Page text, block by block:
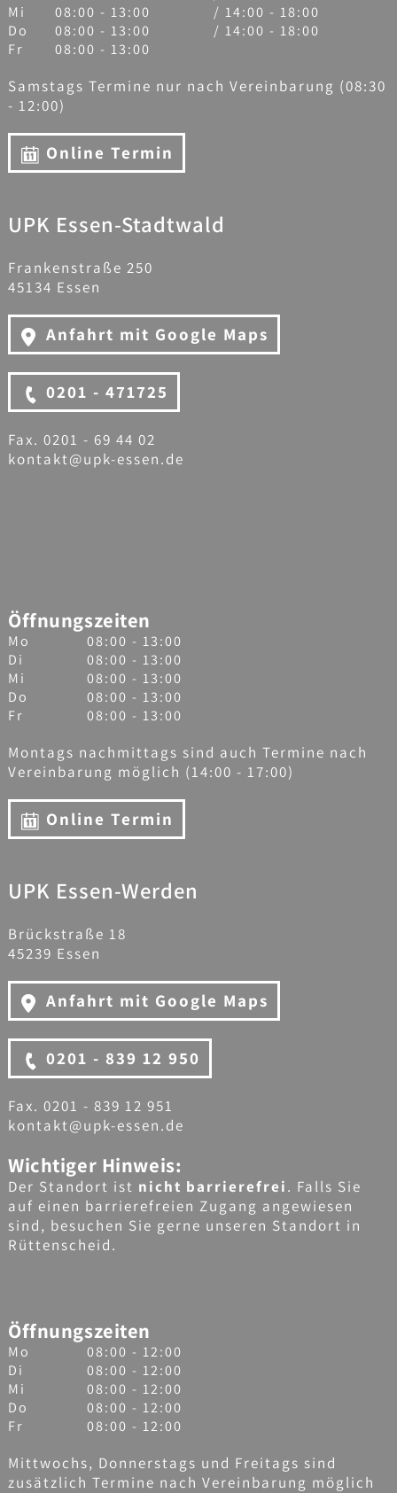
Mi
08:00 - 13:00
/ 14:00 - 18:00
Do
08:00 - 13:00
/ 14:00 - 18:00
Fr
08:00 - 13:00
Samstags Termine nur nach Vereinbarung (08:30
- 12:00)
Online Termin
UPK Essen-Stadtwald
Frankenstraße 250
45134 Essen
Anfahrt mit Google Maps
0201 - 471725
Fax. 0201 - 69 44 02
kontakt@upk-essen.de
Öffnungszeiten
Mo
08:00 - 13:00
Di
08:00 - 13:00
Mi
08:00 - 13:00
Do
08:00 - 13:00
Fr
08:00 - 13:00
Montags nachmittags sind auch Termine nach
Vereinbarung möglich (14:00 - 17:00)
Online Termin
UPK Essen-Werden
Brückstraße 18
45239 Essen
Anfahrt mit Google Maps
0201 - 839 12 950
Fax. 0201 - 839 12 951
kontakt@upk-essen.de
Wichtiger Hinweis:
Der Standort ist nicht barrierefrei. Falls Sie
auf einen barrierefreien Zugang angewiesen
sind, besuchen Sie gerne unseren Standort in
Rüttenscheid.
Öffnungszeiten
Mo
08:00 - 12:00
Di
08:00 - 12:00
Mi
08:00 - 12:00
Do
08:00 - 12:00
Fr
08:00 - 12:00
Mittwochs, Donnerstags und Freitags sind
zusätzlich Termine nach Vereinbarung möglich